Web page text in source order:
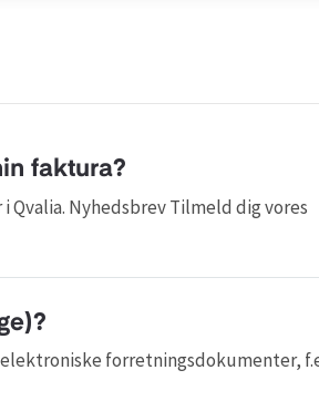
faktura?
Nyhedsbrev Tilmeld dig vores
forretningsdokumenter,